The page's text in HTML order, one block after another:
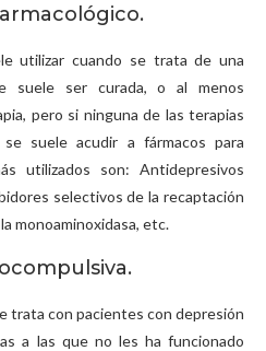
utilizar cuando se trata de una
suele ser curada, o al menos
pero si ninguna de las terapias
suele acudir a fármacos para
utilizados son: Antidepresivos
selectivos de la recaptación
monoaminoxidasa, etc.
trata con pacientes con depresión
a las que no les ha funcionado